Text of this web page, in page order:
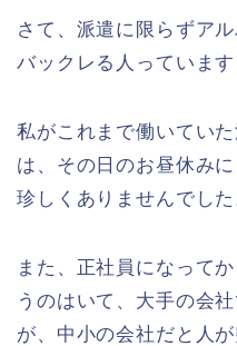
さて、派遣に限らずア
バックレる人っています
私がこれまで働いてい
は、その日のお昼休み
珍しくありませんでした
また、正社員になって
うのはいて、大手の会
が、中小の会社だと人